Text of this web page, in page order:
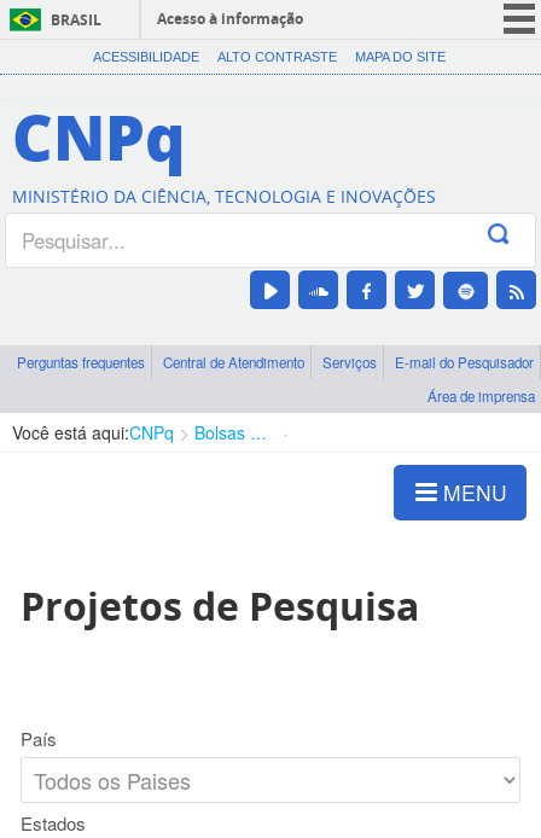
BRASIL
Acesso à informação
CORONAVÍRUS (COVID-19)
Canais
ACESSIBILIDADE ALTO CONTRASTE MAPA DO SITE
CNPq
MINISTÉRIO DA CIÊNCIA, TECNOLOGIA E INOVAÇÕES
Perguntas frequentes Central de Atendimento Serviços
E-mail do Pesquisador
Área de imprensa
Você está aqui:CNPq Bolsas e Auxílios Vigentes
MENU
Projetos de Pesquisa
País
Estados